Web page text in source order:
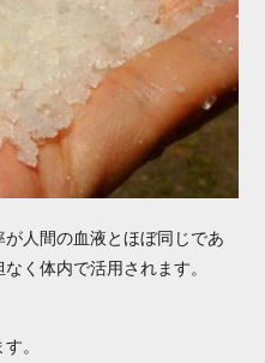
人間の血液とほぼ同じであ
く体内で活用されます。
。